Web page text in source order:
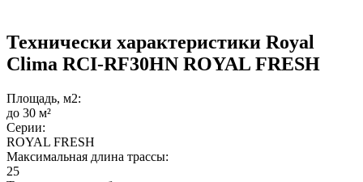
Технически характеристики Royal
Clima RCI-RF30HN ROYAL FRESH
Площадь, м2:
до 30 м²
Серии:
ROYAL FRESH
Максимальная длина трассы:
25